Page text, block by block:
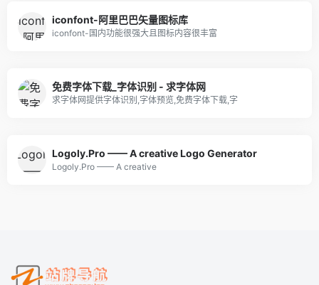
iconfont-阿里巴巴矢量图标库
iconfont-国内功能很强大且图标内容很丰富
免费字体下载_字体识别 - 求字体网
求字体网提供字体识别,字体预览,免费字体下载,字
Logoly.Pro —— A creative Logo Generator
Logoly.Pro —— A creative